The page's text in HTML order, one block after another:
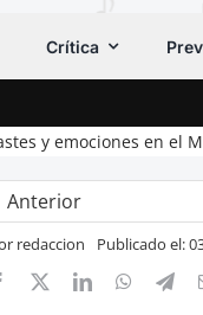
Crítica
y emociones en el
Anterior
redaccion Publicado el: